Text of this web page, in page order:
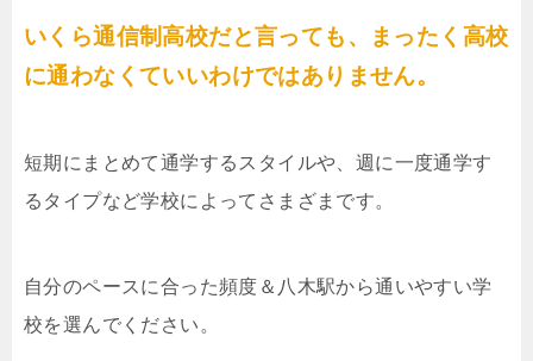
いくら通信制高校だと言っても、まったく高校
に通わなくていいわけではありません。
短期にまとめて通学するスタイルや、週に一度通学す
るタイプなど学校によってさまざまです。
自分のペースに合った頻度＆八木駅から通いやすい学
校を選んでください。